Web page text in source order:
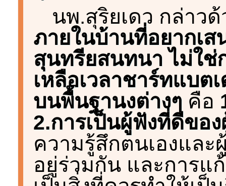
นพ.สุริยเดว กล่าว
ภายในบ้านที่อยากเ
สุนทรียสนทนา ไม่ใช่
เหลือเวลาชาร์ทแบต
บนพื้นฐานงต่างๆคือ
2.การเป็นผู้ฟังที่ดีขอ
ความรู้สึกตนเองแล
อยู่ร่วมกัน และการแ